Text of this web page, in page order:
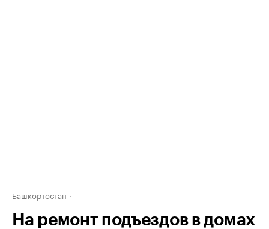
Башкортостан
На ремонт подъездов в домах